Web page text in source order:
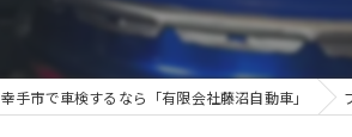
幸手市で車検するなら「有限会社藤沼自動車」